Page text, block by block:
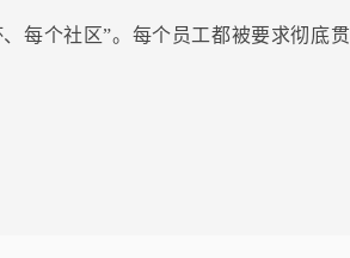
每个社区”。每个员工都被要求彻底贯